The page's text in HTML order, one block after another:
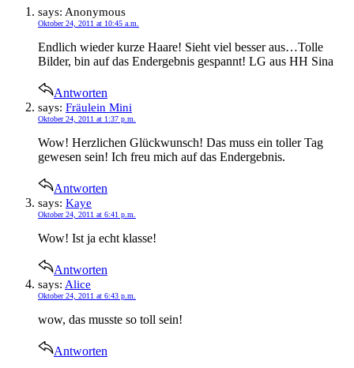
says: Anonymous
Oktober 24, 2011 at 10:45 a.m.
Endlich wieder kurze Haare! Sieht viel besser aus…Tolle
Bilder, bin auf das Endergebnis gespannt! LG aus HH Sina
Antworten
says: Fräulein Mini
Oktober 24, 2011 at 1:37 p.m.
Wow! Herzlichen Glückwunsch! Das muss ein toller Tag
gewesen sein! Ich freu mich auf das Endergebnis.
Antworten
says: Kaye
Oktober 24, 2011 at 6:41 p.m.
Wow! Ist ja echt klasse!
Antworten
says: Alice
Oktober 24, 2011 at 6:43 p.m.
wow, das musste so toll sein!
Antworten